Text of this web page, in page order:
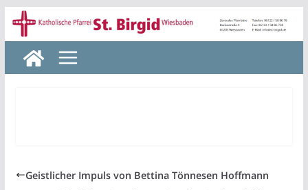
Zum
Inhalt
springen
Geistlicher Impuls von Bettina Tönnesen Hoffmann